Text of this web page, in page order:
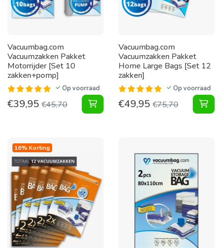
Vacuumbag.com
Vacuumzakken Pakket
Motorrijder [Set 10
zakken+pomp]
Op voorraad
€39,95 €45,70 Vacuumzakken Pakket Motorrijder
Vacuumbag.com
Vacuumzakken Pakket
Home Large Bags [Set 12
zakken]
Op voorraad
€49,95 €75,70
16% Korting